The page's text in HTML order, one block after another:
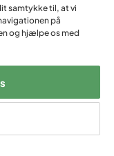
lande
samtykke til, at vi
på
og hjælpe os med